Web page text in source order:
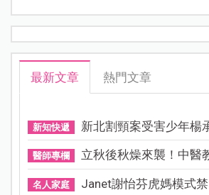
最新文章 熱門文章
新知快遞 新北割頸案受害少年楊
醫師專欄 立秋後秋燥來襲！中醫
名人家庭 Janet謝怡芬虎媽模式